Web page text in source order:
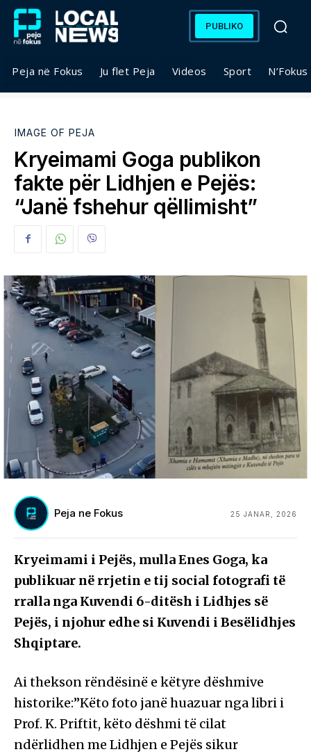
PUBLIKO
Peja në Fokus Ju flet Peja Videos Sport
IMAGE OF PEJA
Kryeimami Goga publikon
fakte për Lidhjen e Pejës:
“Janë fshehur qëllimisht”
Peja ne Fokus 25 JANAR, 2026
Kryeimami i Pejës, mulla Enes Goga, ka
publikuar në rrjetin e tij social fotografi të
rralla nga Kuvendi 6-ditësh i Lidhjes së
Pejës, i njohur edhe si Kuvendi i Besëlidhjes
Shqiptare.
Ai thekson rëndësinë e këtyre dëshmive
historike:”Këto foto janë huazuar nga libri i
Prof. K. Priftit, këto dëshmi të cilat
ndërlidhen me Lidhjen e Pejës sikur